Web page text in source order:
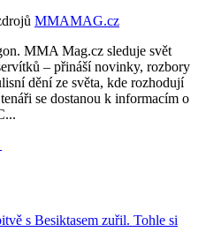
MMAMAG.cz
MMA Mag.cz sleduje svět
– přináší novinky, rozbory
dění ze světa, kde rozhodují
se dostanou k informacím o
s Besiktasem zuřil. Tohle si